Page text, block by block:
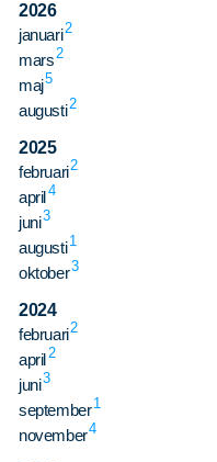
2026
januari2
mars2
maj5
augusti2
2025
februari2
april4
juni3
augusti1
oktober3
2024
februari2
april2
juni3
september1
november4